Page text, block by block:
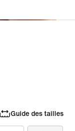
Guide des tailles